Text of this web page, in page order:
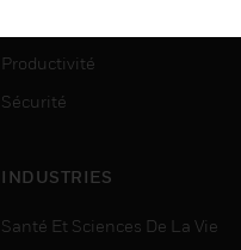
Productivité
Sécurité
INDUSTRIES
Santé Et Sciences De La Vie